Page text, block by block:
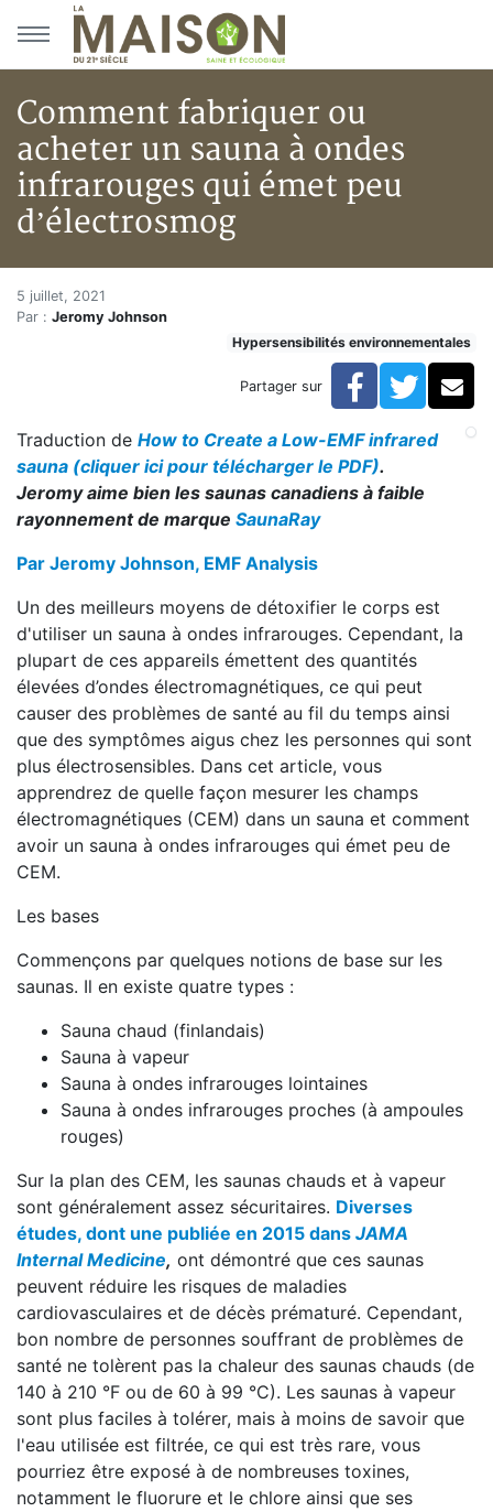
Aller au menu principal
Aller au contenu principal
Comment fabriquer ou
acheter un sauna à ondes
infrarouges qui émet peu
d’électrosmog
Accueil
Articles
Hypersensibilités environnementales
Comment fabriquer ou acheter un sauna à ondes
Comment fabriquer ou
5 juillet, 2021
Par : Jeromy Johnson
Hypersensibilités environnementales
Partager sur Facebook
Traduction de How to Create a Low-EMF infrared
sauna (cliquer ici pour télécharger le PDF).
Jeromy aime bien les saunas canadiens à faible
rayonnement de marque SaunaRay
Par Jeromy Johnson, EMF Analysis
Un des meilleurs moyens de détoxifier le corps est
d'utiliser un sauna à ondes infrarouges. Cependant, la
plupart de ces appareils émettent des quantités
élevées d’ondes électromagnétiques, ce qui peut
causer des problèmes de santé au fil du temps ainsi
que des symptômes aigus chez les personnes qui sont
plus électrosensibles. Dans cet article, vous
apprendrez de quelle façon mesurer les champs
électromagnétiques (CEM) dans un sauna et comment
avoir un sauna à ondes infrarouges qui émet peu de
CEM.
Les bases
Commençons par quelques notions de base sur les
saunas. Il en existe quatre types :
Sauna chaud (finlandais)
Sauna à vapeur
Sauna à ondes infrarouges lointaines
Sauna à ondes infrarouges proches (à ampoules
rouges)
Sur la plan des CEM, les saunas chauds et à vapeur
sont généralement assez sécuritaires. Diverses
études, dont une publiée en 2015 dans JAMA
Internal Medicine, ont démontré que ces saunas
peuvent réduire les risques de maladies
cardiovasculaires et de décès prématuré. Cependant,
bon nombre de personnes souffrant de problèmes de
santé ne tolèrent pas la chaleur des saunas chauds (de
140 à 210 °F ou de 60 à 99 °C). Les saunas à vapeur
sont plus faciles à tolérer, mais à moins de savoir que
l'eau utilisée est filtrée, ce qui est très rare, vous
pourriez être exposé à de nombreuses toxines,
notamment le fluorure et le chlore ainsi que ses